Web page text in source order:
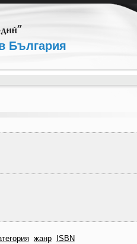
България
жанр ISBN